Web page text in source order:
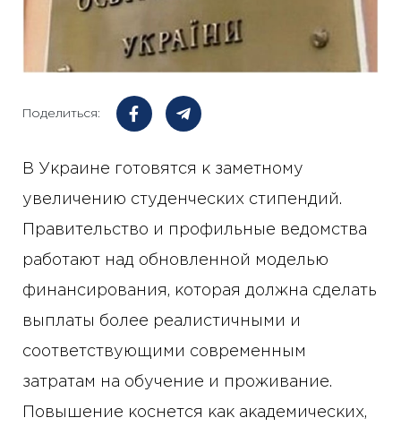
Поделиться:
В Украине готовятся к заметному
увеличению студенческих стипендий.
Правительство и профильные ведомства
работают над обновленной моделью
финансирования, которая должна сделать
выплаты более реалистичными и
соответствующими современным
затратам на обучение и проживание.
Повышение коснется как академических,